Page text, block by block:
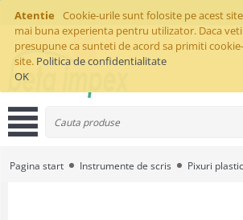
Atentie
Cookie-urile sunt folosite pe acest
mai buna experienta pentru utilizator. Daca
presupune ca sunteti de acord sa primiti
site. Politica de confidentialitate
OK
Pagina start Instrumente de scris Pixuri plastic